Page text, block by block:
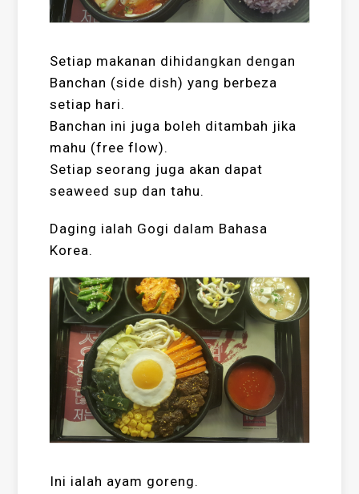
Setiap makanan dihidangkan dengan
Banchan (side dish) yang berbeza
setiap hari.
Banchan ini juga boleh ditambah jika
mahu (free flow).
Setiap seorang juga akan dapat
seaweed sup dan tahu.
Daging ialah Gogi dalam Bahasa
Korea.
Ini ialah ayam goreng.